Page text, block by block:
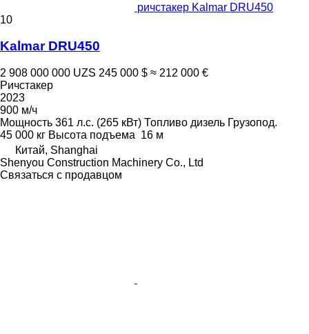
ричстакер Kalmar DRU450
10
Kalmar DRU450
2 908 000 000 UZS 245 000 $ ≈ 212 000 €
Ричстакер
2023
900 м/ч
Мощность 361 л.с. (265 кВт) Топливо дизель Грузопод.
45 000 кг Высота подъема 16 м
Китай, Shanghai
Shenyou Construction Machinery Co., Ltd
Связаться с продавцом